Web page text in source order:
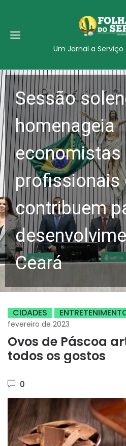
Um Jornal a
Sessão
homenageia
economistas
profissionais
contribuem
Ceará
CIDADES
fevereiro de 2023
Ovos de Páscoa
todos os gostos
0